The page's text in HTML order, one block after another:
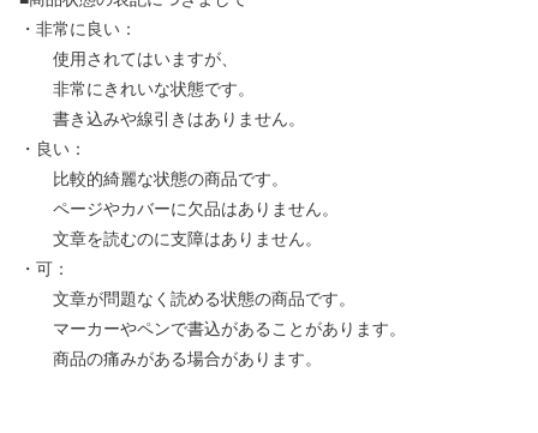
・非常に良い：
使用されてはいますが、
非常にきれいな状態です。
書き込みや線引きはありません。
・良い：
比較的綺麗な状態の商品です。
ページやカバーに欠品はありません。
文章を読むのに支障はありません。
・可：
文章が問題なく読める状態の商品です。
マーカーやペンで書込があることがあります。
商品の痛みがある場合があります。